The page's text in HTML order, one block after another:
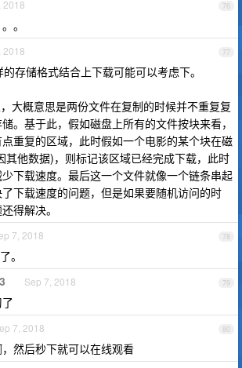
76
2018
。
77
2018
存储格式结合上下载可能可以考虑下。
大概意思是两份文件在复制的时候并不重复复
。基于此，假如磁盘上所有的文件按块来看，
重复的区域，此时假如一个电影的某个块在磁
其他数据)，则标记该区域已经完成下载，此时
下载速度。最后这一个文件就像一个链条串起
下载速度的问题，但是如果要随机访问的时
得解决。
78
7, 2018
。
79
Sep 7, 2018
80
7, 2018
然后秒下就可以在线观看